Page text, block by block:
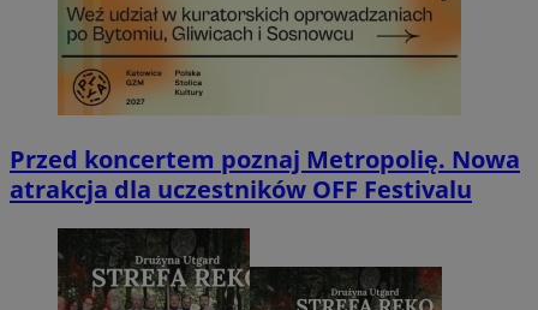
Przed koncertem poznaj Metropolię. Nowa
atrakcja dla uczestników OFF Festivalu